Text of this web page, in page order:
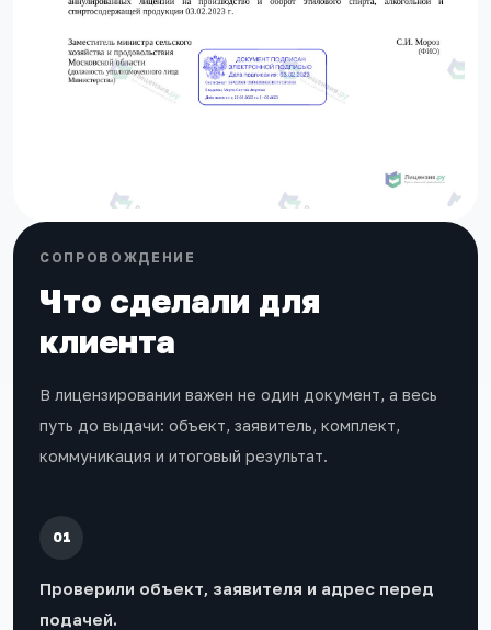
СОПРОВОЖДЕНИЕ
Что сделали для
клиента
В лицензировании важен не один документ, а весь
путь до выдачи: объект, заявитель, комплект,
коммуникация и итоговый результат.
01
Проверили объект, заявителя и адрес перед
подачей.